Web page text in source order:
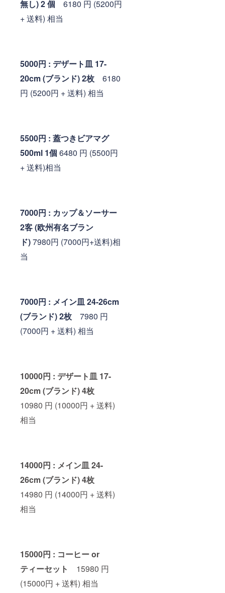
無し) 2 個 6180 円 (5200円
+ 送料) 相当
5000円 : デザート皿 17-
20cm (ブランド) 2枚 6180
円 (5200円 + 送料) 相当
5500円 : 蓋つきビアマグ
500ml 1個 6480 円 (5500円
+ 送料)相当
7000円 : カップ＆ソーサー
2客 (欧州有名ブラン
ド)7980円 (7000円+送料)相
当
7000円 : メイン皿 24-26cm
(ブランド) 2枚 7980 円
(7000円 + 送料) 相当
10000円 : デザート皿 17-
20cm (ブランド) 4枚
10980 円 (10000円 + 送料)
相当
14000円 : メイン皿 24-
26cm (ブランド) 4枚
14980 円 (14000円 + 送料)
相当
15000円 : コーヒー or
ティーセット 15980 円
(15000円 + 送料) 相当